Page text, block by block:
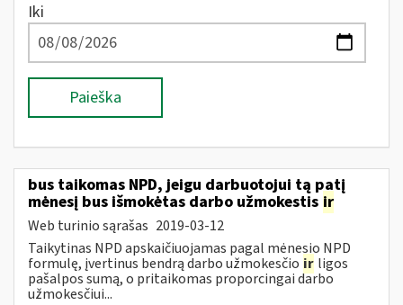
Iki
Paieška
bus taikomas NPD, jeigu darbuotojui tą patį
mėnesį bus išmokėtas darbo užmokestis ir
Web turinio sąrašas 2019-03-12
Taikytinas NPD apskaičiuojamas pagal mėnesio NPD
formulę, įvertinus bendrą darbo užmokesčio ir ligos
pašalpos sumą, o pritaikomas proporcingai darbo
užmokesčiui...